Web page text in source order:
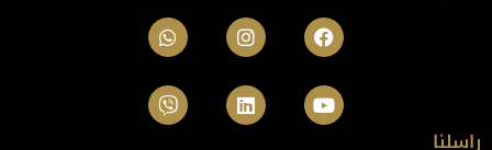
Facebook
Instagram
Whatsapp Youtube
Linkedin
Viber
راسلنا